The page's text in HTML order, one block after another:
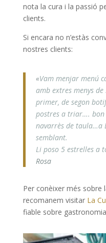
nota la cura i la passió
clients.
Si encara no n’estàs
nostres clients:
«Vam menjar menú
amb extres menys de
primer, de segon
postres a triar…. bon
navarrès de taula…a
semblant.
Li poso 5 estrelles a
Rosa
Per conèixer més sobre
recomanem visitar La
fiable sobre